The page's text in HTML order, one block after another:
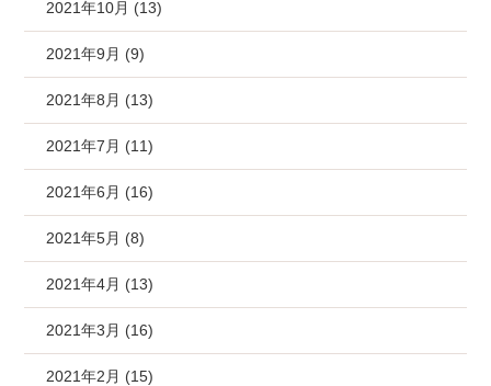
2021年10月 (13)
2021年9月 (9)
2021年8月 (13)
2021年7月 (11)
2021年6月 (16)
2021年5月 (8)
2021年4月 (13)
2021年3月 (16)
2021年2月 (15)